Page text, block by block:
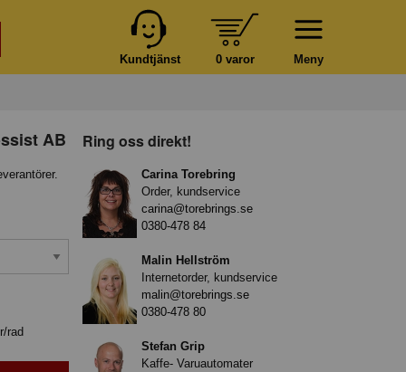
Meny
0 varor
Kundtjänst
AB
rad
Ring oss direkt!
Carina Torebring
Order, kundservice
carina@torebrings.se
0380-478 84
Malin Hellström
Internetorder, kundservice
malin@torebrings.se
0380-478 80
Stefan Grip
Kaffe- Varuautomater